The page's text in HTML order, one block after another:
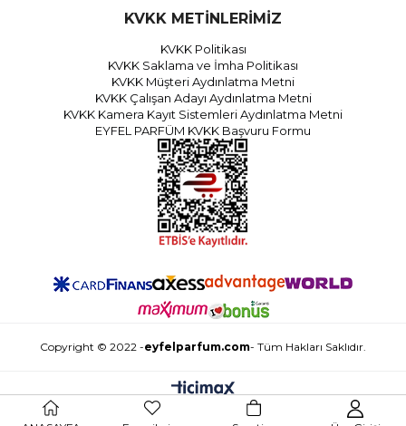
KVKK METİNLERİMİZ
KVKK Politikası
KVKK Saklama ve İmha Politikası
KVKK Müşteri Aydınlatma Metni
KVKK Çalışan Adayı Aydınlatma Metni
KVKK Kamera Kayıt Sistemleri Aydınlatma Metni
EYFEL PARFÜM KVKK Başvuru Formu
Copyright © 2022 -eyfelparfum.com- Tüm Hakları Saklıdır.